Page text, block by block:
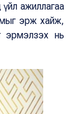
ажиллагаа
эрж хайж,
эрмэлзэх нь